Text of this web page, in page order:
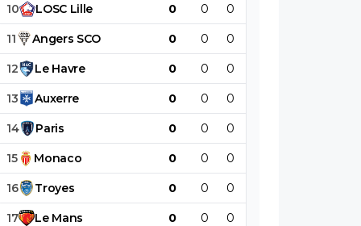
10 LOSC Lille 0 0 0
11 Angers SCO 0 0 0
12 Le Havre 0 0 0
13 Auxerre 0 0 0
14 Paris 0 0 0
15 Monaco 0 0 0
16 Troyes 0 0 0
17 Le Mans 0 0 0